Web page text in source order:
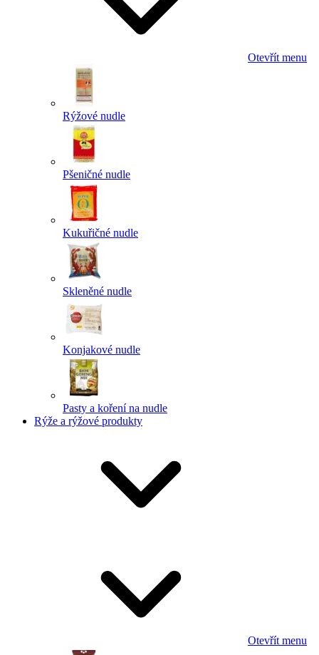
Otevřít menu
Rýžové nudle
Pšeničné nudle
Kukuřičné nudle
Skleněné nudle
Konjakové nudle
Pasty a koření na nudle
Rýže a rýžové produkty
Otevřít menu